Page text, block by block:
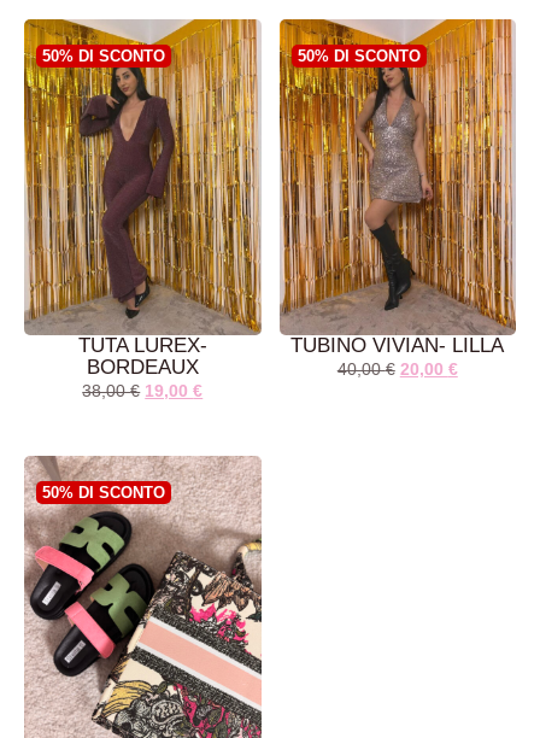
AGGIUNGI AL
CARRELLO
AGGIUNGI AL
CARRELLO
50% DI SCONTO
TUTA LUREX-
BORDEAUX
38,00€ 19,00€
AGGIUNGI AL
CARRELLO
50% DI SCONTO
TUBINO VIVIAN- LILLA
40,00€ 20,00 €
50% DI SCONTO